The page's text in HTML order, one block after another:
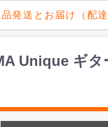
発送とお届け（配
Unique ギ